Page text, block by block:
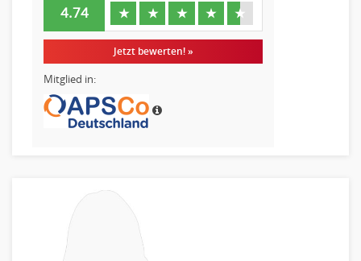
Bauwesen
Elektrotechnik, Elektronik
Energie und Umwelttechnik
Entwicklung
Fahrzeugtechnik
Fertigungstechnik
Leitung, Teamleitung
Maschinenbau
Materialwissenschaft
4.74 ★ ★ ★ ★ ★
Jetzt bewerten! »
Mitglied in: